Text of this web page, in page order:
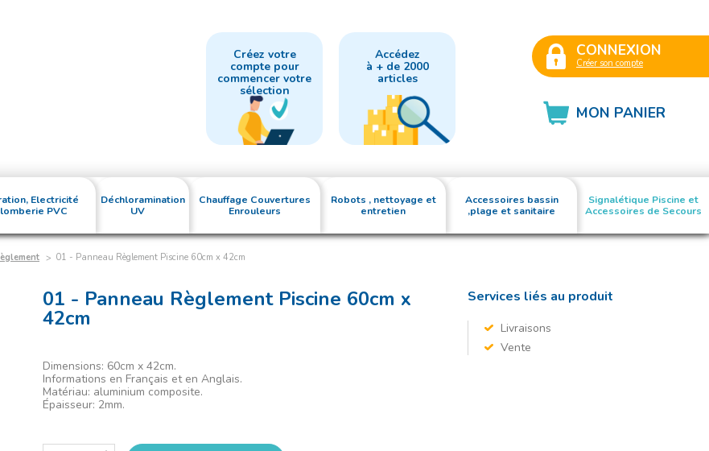
Créez votre
compte pour
commencer votre
sélection
Accédez
à + de 2000
articles
CONNEXION
Créer son compte
MON PANIER
Electricité
PVC
Déchloramination
UV
Chauffage Couvertures
Enrouleurs
Robots , nettoyage et
entretien
Accessoires bassin
,plage et sanitaire
Signalétique Piscine et
Accessoires de Secours
01 - Panneau Règlement Piscine 60cm x 42cm
01 - Panneau Règlement Piscine 60cm x
42cm
Dimensions: 60cm x 42cm.
Informations en Français et en Anglais.
Matériau: aluminium composite.
Épaisseur: 2mm.
Services liés au produit
Livraisons
Vente